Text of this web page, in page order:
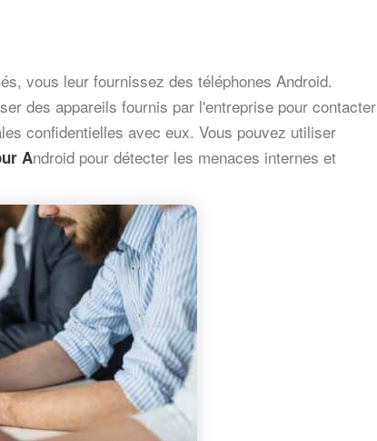
vous leur fournissez des téléphones Android.
des appareils fournis par l'entreprise pour contacter
confidentielles avec eux. Vous pouvez utiliser
Android pour détecter les menaces internes et